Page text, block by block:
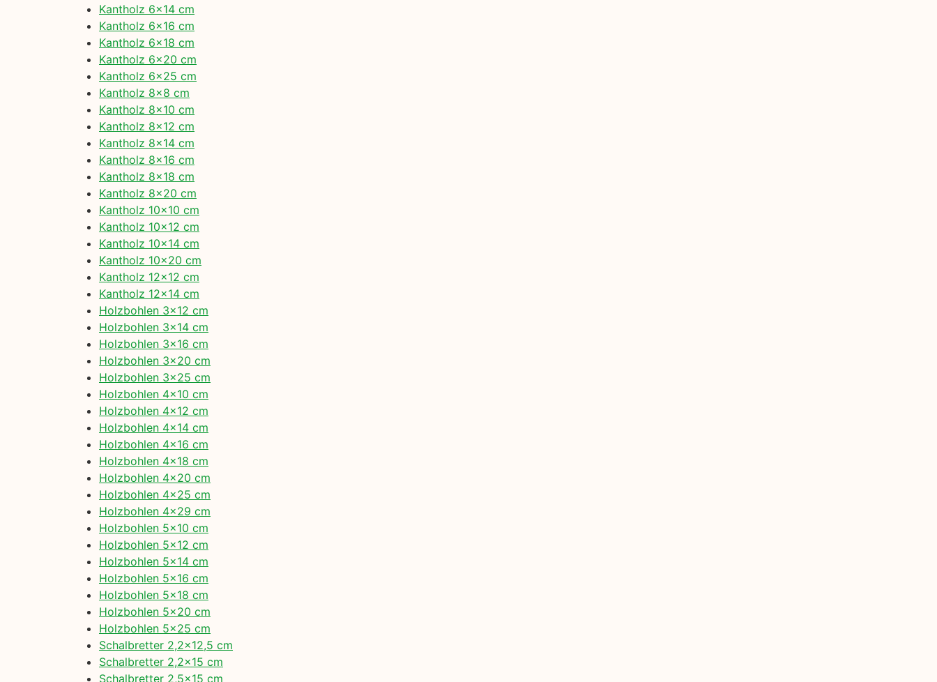
Kantholz 6×14 cm
Kantholz 6×16 cm
Kantholz 6×18 cm
Kantholz 6×20 cm
Kantholz 6×25 cm
Kantholz 8×8 cm
Kantholz 8×10 cm
Kantholz 8×12 cm
Kantholz 8×14 cm
Kantholz 8×16 cm
Kantholz 8×18 cm
Kantholz 8×20 cm
Kantholz 10×10 cm
Kantholz 10×12 cm
Kantholz 10×14 cm
Kantholz 10×20 cm
Kantholz 12×12 cm
Kantholz 12×14 cm
Holzbohlen 3×12 cm
Holzbohlen 3×14 cm
Holzbohlen 3×16 cm
Holzbohlen 3×20 cm
Holzbohlen 3×25 cm
Holzbohlen 4×10 cm
Holzbohlen 4×12 cm
Holzbohlen 4×14 cm
Holzbohlen 4×16 cm
Holzbohlen 4×18 cm
Holzbohlen 4×20 cm
Holzbohlen 4×25 cm
Holzbohlen 4×29 cm
Holzbohlen 5×10 cm
Holzbohlen 5×12 cm
Holzbohlen 5×14 cm
Holzbohlen 5×16 cm
Holzbohlen 5×18 cm
Holzbohlen 5×20 cm
Holzbohlen 5×25 cm
Schalbretter 2,2×12,5 cm
Schalbretter 2,2×15 cm
Schalbretter 2,5×15 cm